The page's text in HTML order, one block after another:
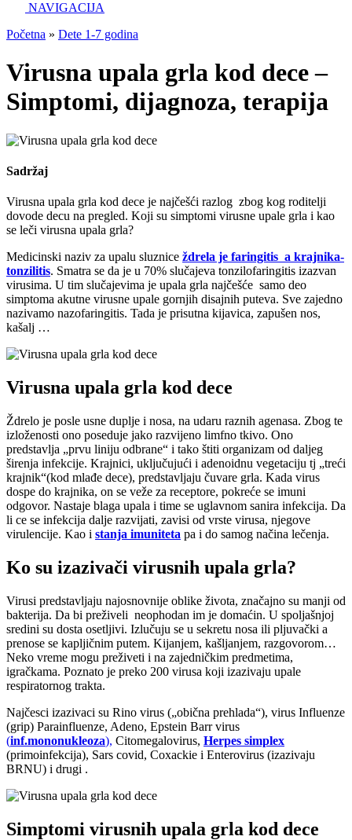
NAVIGACIJA
Početna » Dete 1-7 godina
Virusna upala grla kod dece –
Simptomi, dijagnoza, terapija
Sadržaj
Virusna upala grla kod dece je najčešći razlog zbog kog roditelji
dovode decu na pregled. Koji su simptomi virusne upale grla i kao
se leči virusna upala grla?
Medicinski naziv za upalu sluznice ždrela je faringitis a krajnika-
tonzilitis. Smatra se da je u 70% slučajeva tonzilofaringitis izazvan
virusima. U tim slučajevima je upala grla najčešće samo deo
simptoma akutne virusne upale gornjih disajnih puteva. Sve zajedno
nazivamo nazofaringitis. Tada je prisutna kijavica, zapušen nos,
kašalj …
Virusna upala grla kod dece
Ždrelo je posle usne duplje i nosa, na udaru raznih agenasa. Zbog te
izloženosti ono poseduje jako razvijeno limfno tkivo. Ono
predstavlja „prvu liniju odbrane“ i tako štiti organizam od daljeg
širenja infekcije. Krajnici, uključujući i adenoidnu vegetaciju tj „treći
krajnik“(kod mlađe dece), predstavljaju čuvare grla. Kada virus
dospe do krajnika, on se veže za receptore, pokreće se imuni
odgovor. Nastaje blaga upala i time se uglavnom sanira infekcija. Da
li ce se infekcija dalje razvijati, zavisi od vrste virusa, njegove
virulencije. Kao i stanja imuniteta pa i do samog načina lečenja.
Ko su izazivači virusnih upala grla?
Virusi predstavljaju najosnovnije oblike života, značajno su manji od
bakterija. Da bi preživeli neophodan im je domaćin. U spoljašnjoj
sredini su dosta osetljivi. Izlučuju se u sekretu nosa ili pljuvački a
prenose se kapljičnim putem. Kijanjem, kašljanjem, razgovorom…
Neko vreme mogu preživeti i na zajedničkim predmetima,
igračkama. Poznato je preko 200 virusa koji izazivaju upale
respiratornog trakta.
Najčesci izazivaci su Rino virus („obična prehlada“), virus Influenze
(grip) Parainfluenze, Adeno, Epstein Barr virus
(inf.mononukleoza), Citomegalovirus, Herpes simplex
(primoinfekcija), Sars covid, Coxackie i Enterovirus (izazivaju
BRNU) i drugi .
Simptomi virusnih upala grla kod dece